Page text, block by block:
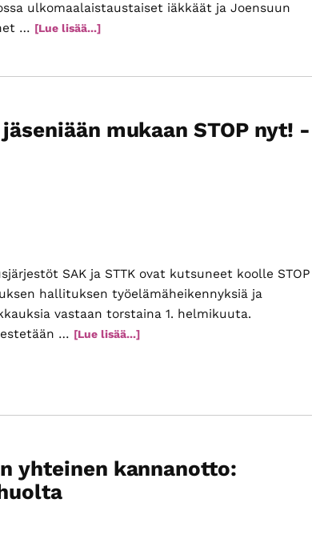
ulkomaalaistaustaiset iäkkäät ja Joensuun
… [Lue lisää...]tietoaToimintaa
turvin:
Joensuussa
mukaan STOP nyt! -
SAK ja STTK ovat kutsuneet koolle STOP
hallituksen työelämäheikennyksiä ja
vastaan torstaina 1. helmikuuta.
… [Lue lisää...]tietoaEläkeläiset
mielenosoitukseen
yhteinen kannanotto: